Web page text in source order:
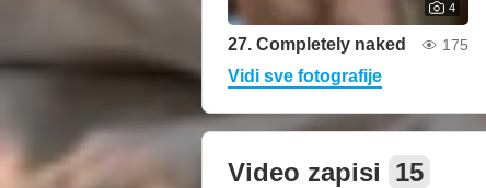
4
27. Completely naked 175
Vidi sve fotografije
Video zapisi 15